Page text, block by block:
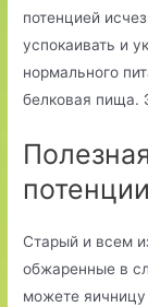
потенцией
успокаивать и
нормального
белковая пища.
потенции
Старый и всем
обжаренные в
можете